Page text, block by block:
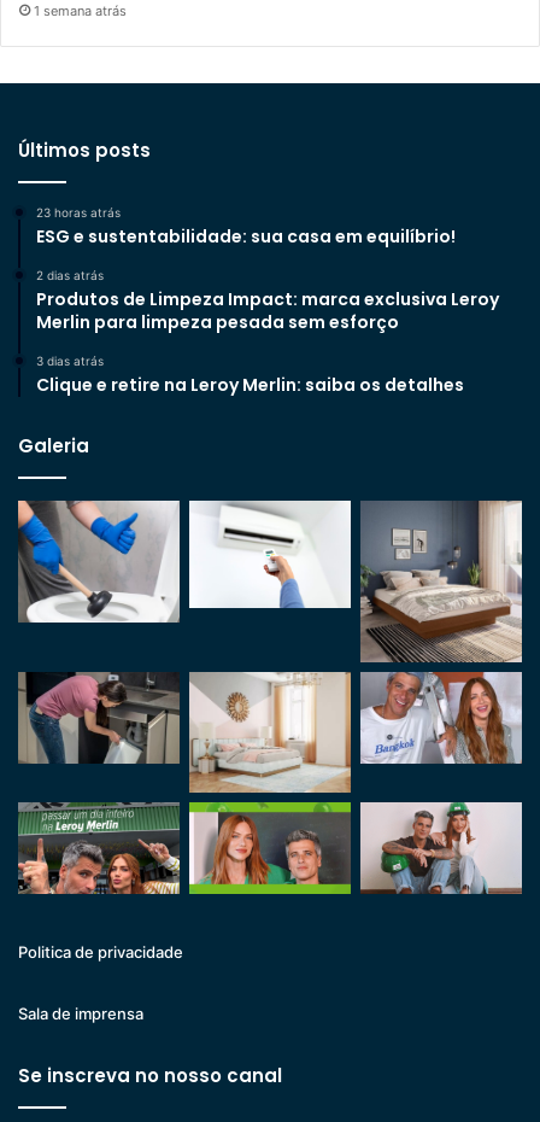
1 semana atrás
Últimos posts
23 horas atrás
ESG e sustentabilidade: sua casa em equilíbrio!
2 dias atrás
Produtos de Limpeza Impact: marca exclusiva Leroy
Merlin para limpeza pesada sem esforço
3 dias atrás
Clique e retire na Leroy Merlin: saiba os detalhes
Galeria
Politica de privacidade
Sala de imprensa
Se inscreva no nosso canal